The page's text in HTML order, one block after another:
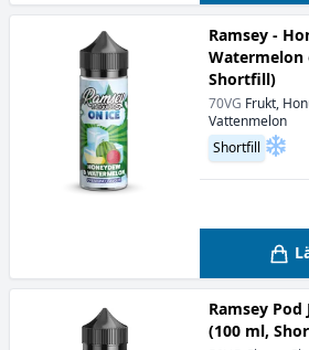
Ramsey -
Watermelon
Shortfill)
70VG Frukt,
Vattenmelon
Shortfill
Ramsey
(100 ml,